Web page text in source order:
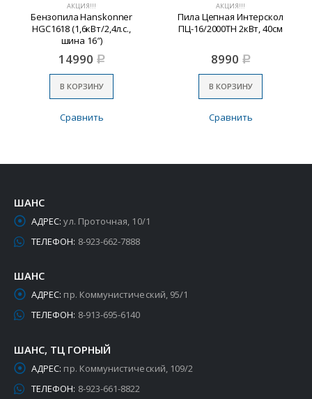
АКЦИЯ!!!
Бензопила Hanskonner
HGC1618 (1,6кВт/2,4л.с.,
шина 16″)
14990 Р
В КОРЗИНУ
Сравнить
АКЦИЯ!!!
Пила Цепная Интерскол
ПЦ-16/2000ТН 2кВт, 40см
8990 Р
В КОРЗИНУ
Сравнить
ШАНС
АДРЕС: ул. Проточная, 10/1
ТЕЛЕФОН: 8-923-662-7888
ШАНС
АДРЕС: пр. Коммунистический, 95/1
ТЕЛЕФОН: 8-913-695-6140
ШАНС, ТЦ ГОРНЫЙ
АДРЕС: пр. Коммунистический, 109/2
ТЕЛЕФОН: 8-923-661-8822